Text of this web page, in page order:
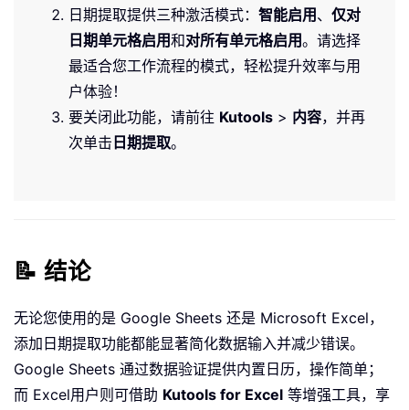
日期提取提供三种激活模式： 智能启用 、 仅对
日期单元格启用和对所有单元格启用。请选择
最适合您工作流程的模式，轻松提升效率与用
户体验！
要关闭此功能，请前往 Kutools > 内容，并再
次单击 日期提取。
📝 结论
无论您使用的是 Google Sheets 还是 Microsoft Excel，
添加日期提取功能都能显著简化数据输入并减少错误。
Google Sheets 通过数据验证提供内置日历，操作简单；
而 Excel用户则可借助 Kutools for Excel 等增强工具，享